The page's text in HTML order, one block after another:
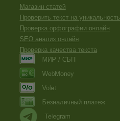
Магазин статей
Проверить текст на уникальность
Проверка орфографии онлайн
SEO анализ онлайн
Проверка качества текста
МИР / СБП
WebMoney
Volet
Безналичный платеж
Telegram